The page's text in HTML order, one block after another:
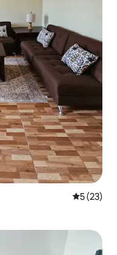
5 de uma
5 (23)